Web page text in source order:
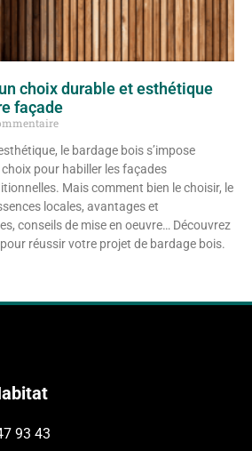
choix durable et esthétique
façade
le bardage bois s’impose
pour habiller les façades
Mais comment bien le choisir, le
locales, avantages et
conseils de mise en oeuvre… Découvrez
réussir votre projet de bardage bois.
93 43